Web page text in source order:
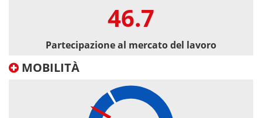
46.7
Partecipazione al mercato del lavoro
MOBILITÀ